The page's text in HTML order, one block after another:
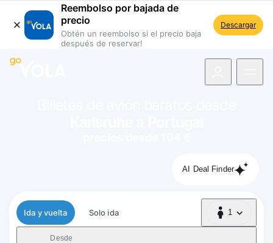
Reembolso por bajada de
precio
Obtén un reembolso si el precio baja
después de reservar!
Descargar
AI Deal Finder
Tipo de vuelo
Ida y vuelta Solo ida 1
1 Pasajero
Desde